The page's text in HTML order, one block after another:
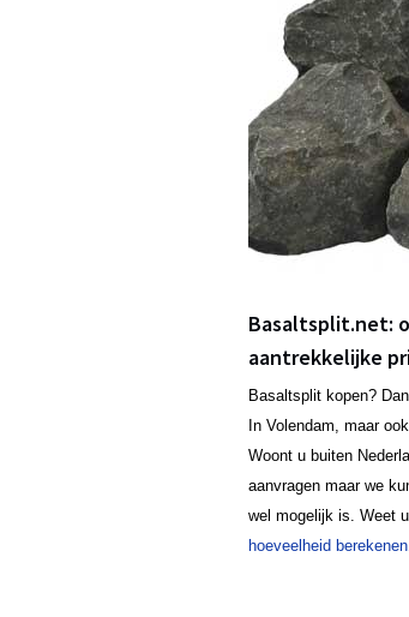
Basaltsplit.net:
aantrekkelijke
Basaltsplit kopen?
In Volendam, maar
Woont u buiten
aanvragen maar we
wel mogelijk is. Weet
hoeveelheid berekenen